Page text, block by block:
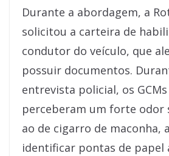
Durante a abordagem, a
solicitou a carteira de
condutor do veículo, que
possuir documentos.
entrevista policial, os GCMs
perceberam um forte odor
ao de cigarro de maconha,
identificar pontas de papel